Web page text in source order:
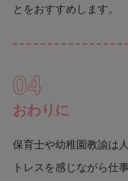
とをおすすめします。
04
おわりに
保育士や幼稚園教諭は
トレスを感じながら仕